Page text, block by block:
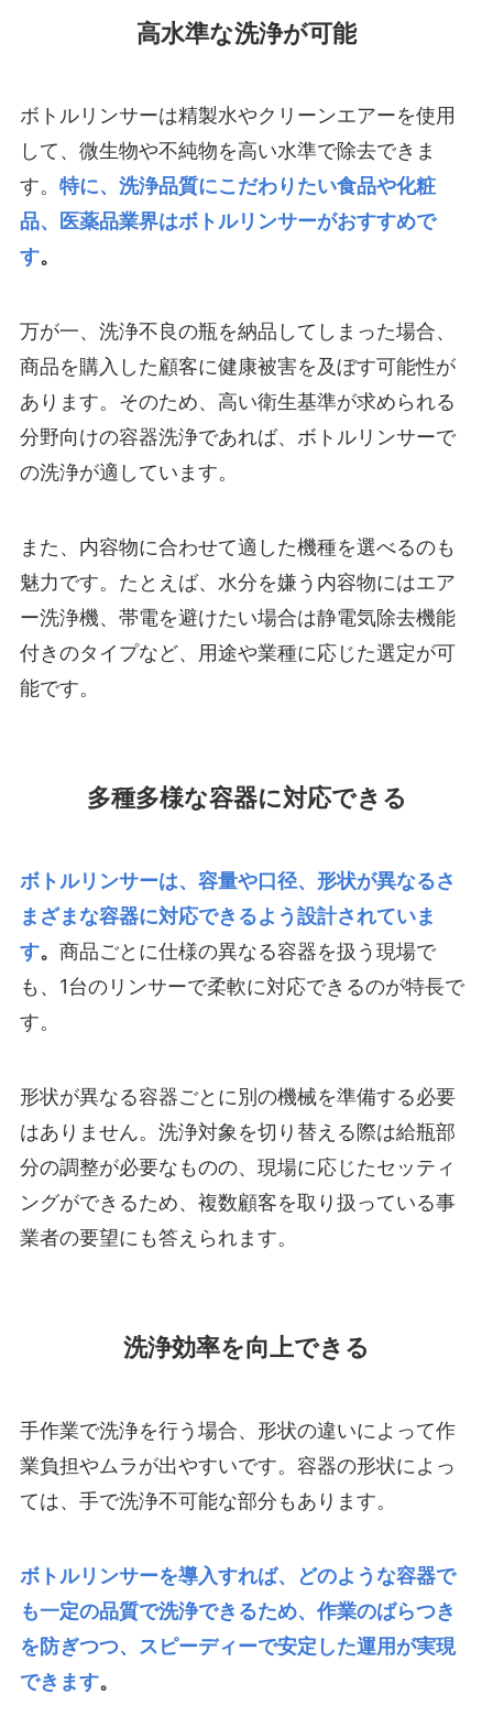
高水準な洗浄が可能
ボトルリンサーは精製水やクリーンエアーを使用
して、微生物や不純物を高い水準で除去できま
す。 特に、洗浄品質にこだわりたい食品や化粧
品、医薬品業界はボトルリンサーがおすすめで
す。
万が一、洗浄不良の瓶を納品してしまった場合、
商品を購入した顧客に健康被害を及ぼす可能性が
あります。そのため、高い衛生基準が求められる
分野向けの容器洗浄であれば、ボトルリンサーで
の洗浄が適しています。
また、内容物に合わせて適した機種を選べるのも
魅力です。たとえば、水分を嫌う内容物にはエア
ー洗浄機、帯電を避けたい場合は静電気除去機能
付きのタイプなど、用途や業種に応じた選定が可
能です。
多種多様な容器に対応できる
ボトルリンサーは、容量や口径、形状が異なるさ
まざまな容器に対応できるよう設計されていま
す。 商品ごとに仕様の異なる容器を扱う現場で
も、1台のリンサーで柔軟に対応できるのが特長で
す。
形状が異なる容器ごとに別の機械を準備する必要
はありません。洗浄対象を切り替える際は給瓶部
分の調整が必要なものの、現場に応じたセッティ
ングができるため、複数顧客を取り扱っている事
業者の要望にも答えられます。
洗浄効率を向上できる
手作業で洗浄を行う場合、形状の違いによって作
業負担やムラが出やすいです。容器の形状によっ
ては、手で洗浄不可能な部分もあります。
ボトルリンサーを導入すれば、どのような容器で
も一定の品質で洗浄できるため、作業のばらつき
を防ぎつつ、スピーディーで安定した運用が実現
できます。